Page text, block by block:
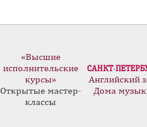
«Высшие
исполнительские
курсы»
Открытые мастер-
классы
САНКТ-
Английский
Дома